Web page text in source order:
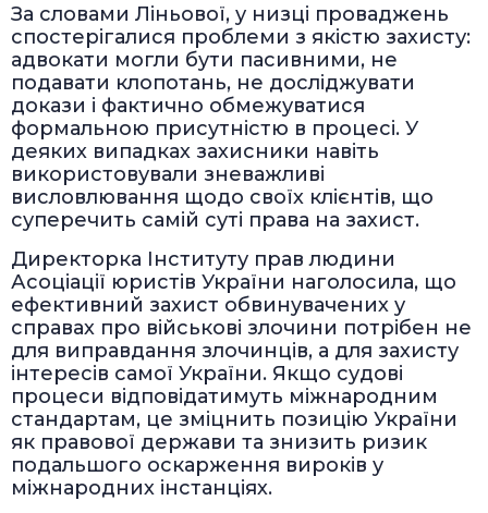
За словами Ліньової, у низці проваджень
спостерігалися проблеми з якістю захисту:
адвокати могли бути пасивними, не
подавати клопотань, не досліджувати
докази і фактично обмежуватися
формальною присутністю в процесі. У
деяких випадках захисники навіть
використовували зневажливі
висловлювання щодо своїх клієнтів, що
суперечить самій суті права на захист.
Директорка Інституту прав людини
Асоціації юристів України наголосила, що
ефективний захист обвинувачених у
справах про військові злочини потрібен не
для виправдання злочинців, а для захисту
інтересів самої України. Якщо судові
процеси відповідатимуть міжнародним
стандартам, це зміцнить позицію України
як правової держави та знизить ризик
подальшого оскарження вироків у
міжнародних інстанціях.